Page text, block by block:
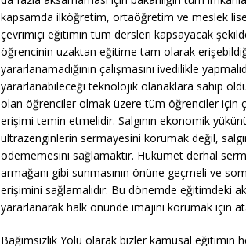
kapsamda ilköğretim, ortaöğretim ve meslek
çevrimiçi eğitimin tüm dersleri kapsayacak
öğrencinin uzaktan eğitime tam olarak
yararlanamadığının çalışmasını ivedilikle
yararlanabileceği teknolojik olanaklara sahip
olan öğrenciler olmak üzere tüm öğrenciler için
erişimi temin etmelidir. Salgının ekonomik
ultrazenginlerin sermayesini korumak değil,
ödememesini sağlamaktır. Hükümet derhal
armağanı gibi sunmasının önüne geçmeli ve
erişimini sağlamalıdır. Bu dönemde eğitimdeki
yararlanarak halk önünde imajını korumak için
Bağımsızlık Yolu olarak bizler kamusal eğitimin